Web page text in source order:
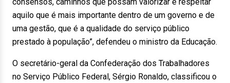
aquilo que é mais importante dentro de um governo e de
uma gestão, que é a qualidade do serviço público
prestado à população”, defendeu o ministro da Educação.
O secretário-geral da Confederação dos Trabalhadores
no Serviço Público Federal, Sérgio Ronaldo, classificou o